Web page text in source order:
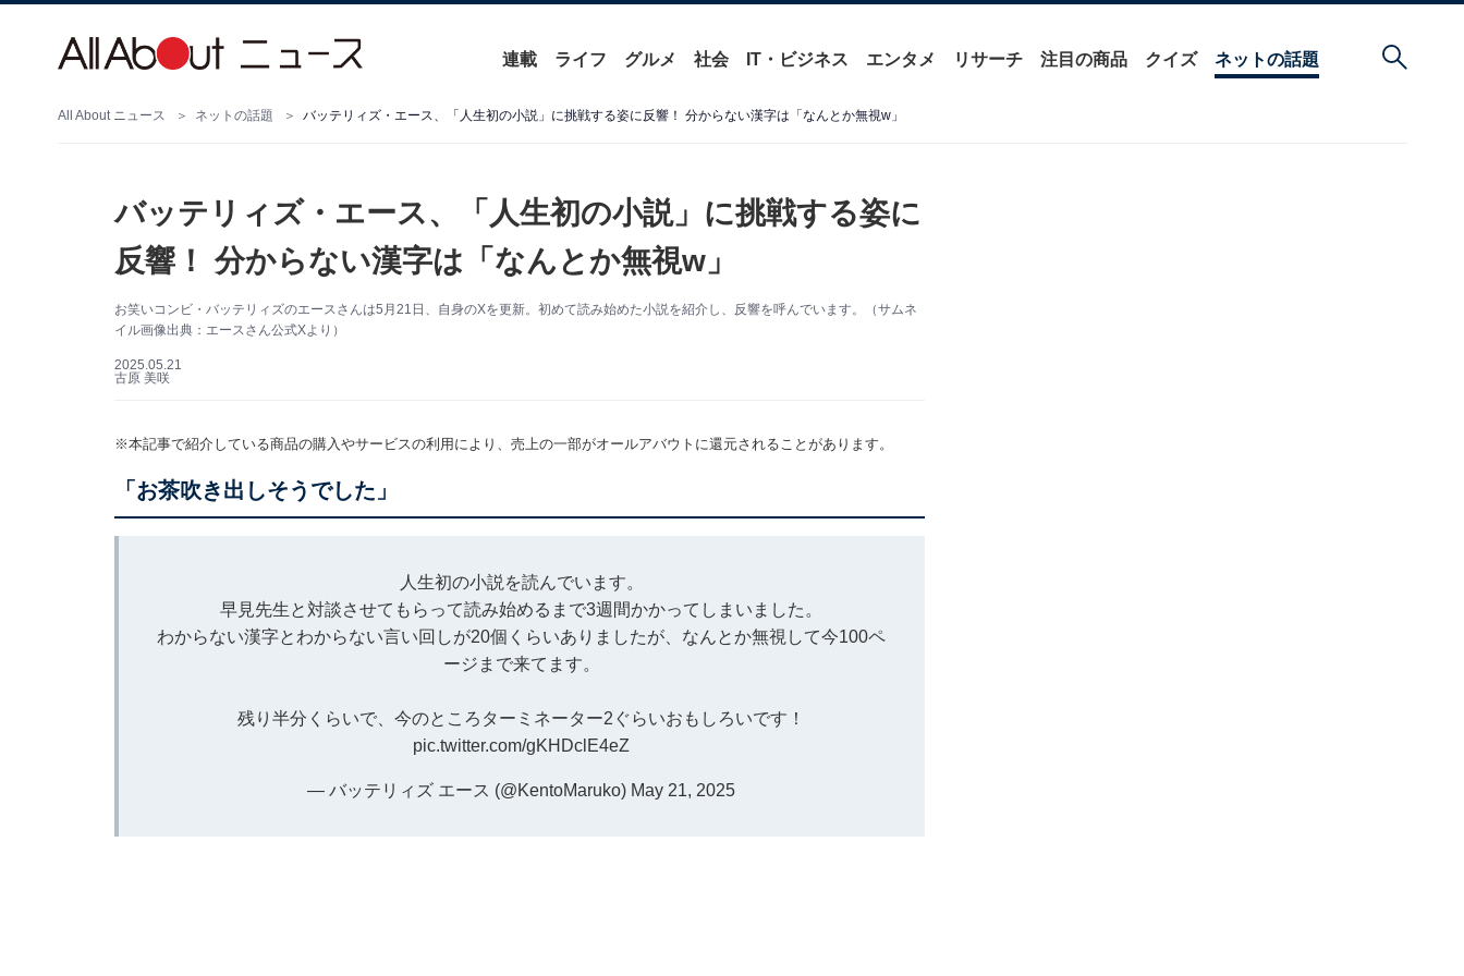
連載 ライフ グルメ 社会 IT・ビジネス エンタメ リサーチ 注目の商品 クイズ ネットの話題
All About ニュース ネットの話題 バッテリィズ・エース、「人生初の小説」に挑戦する姿に反響！ 分からない漢字は「なんとか無視w」
バッテリィズ・エース、「人生初の小説」に挑戦する姿に
反響！ 分からない漢字は「なんとか無視w」
お笑いコンビ・バッテリィズのエースさんは5月21日、自身のXを更新。初めて読み始めた小説を紹介し、反響を呼んでいます。（サムネ
イル画像出典：エースさん公式Xより）
2025.05.21
古原 美咲
※本記事で紹介している商品の購入やサービスの利用により、売上の一部がオールアバウトに還元されることがあります。
「お茶吹き出しそうでした」
人生初の小説を読んでいます。
早見先生と対談させてもらって読み始めるまで3週間かかってしまいました。
わからない漢字とわからない言い回しが20個くらいありましたが、なんとか無視して今100ペ
ージまで来てます。
残り半分くらいで、今のところターミネーター2ぐらいおもしろいです！
pic.twitter.com/gKHDclE4eZ
— バッテリィズ エース (@KentoMaruko) May 21, 2025